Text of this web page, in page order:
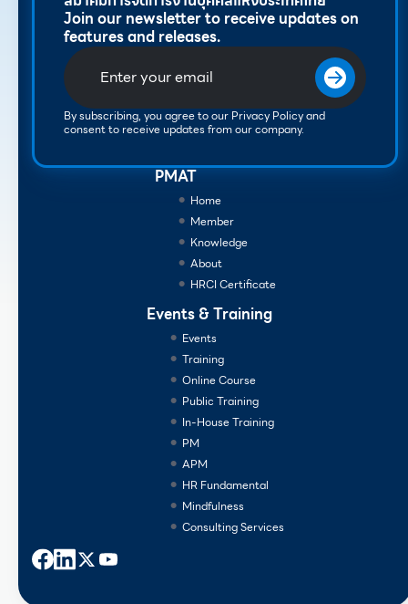
Join our newsletter to receive updates on
features and releases.
By subscribing, you agree to our Privacy Policy and
consent to receive updates from our company.
PMAT
Home
Member
Knowledge
About
HRCI Certificate
Events & Training
Events
Training
Online Course
Public Training
In-House Training
PM
APM
HR Fundamental
Mindfulness
Consulting Services